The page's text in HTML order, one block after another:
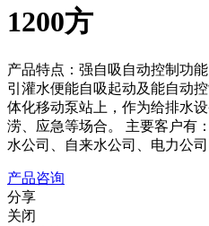
1200方
产品特点：强自吸自动控制功
引灌水便能自吸起动及能自动
体化移动泵站上，作为给排水
涝、应急等场合。 主要客户有
水公司、自来水公司、电力公
产品咨询
分享
关闭